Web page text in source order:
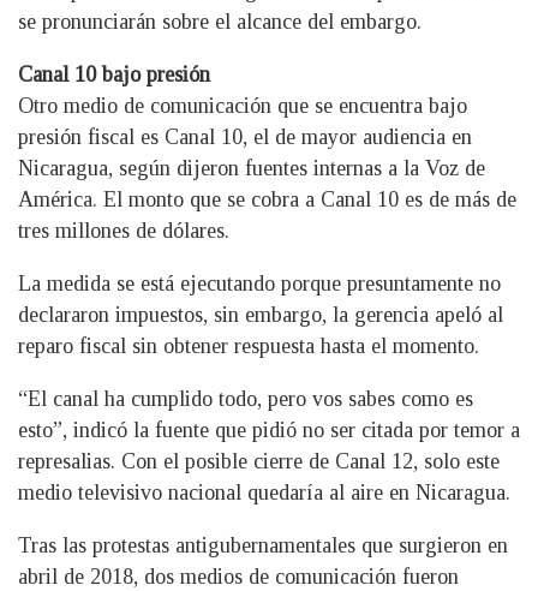
se pronunciarán sobre el alcance del embargo.
Canal 10 bajo presión
Otro medio de comunicación que se encuentra bajo
presión fiscal es Canal 10, el de mayor audiencia en
Nicaragua, según dijeron fuentes internas a la Voz de
América. El monto que se cobra a Canal 10 es de más de
tres millones de dólares.
La medida se está ejecutando porque presuntamente no
declararon impuestos, sin embargo, la gerencia apeló al
reparo fiscal sin obtener respuesta hasta el momento.
“El canal ha cumplido todo, pero vos sabes como es
esto”, indicó la fuente que pidió no ser citada por temor a
represalias. Con el posible cierre de Canal 12, solo este
medio televisivo nacional quedaría al aire en Nicaragua.
Tras las protestas antigubernamentales que surgieron en
abril de 2018, dos medios de comunicación fueron